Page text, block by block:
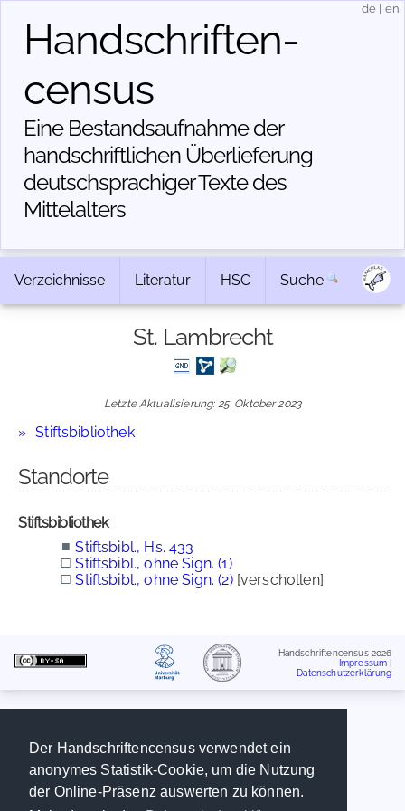
Der Handschriftencensus verwendet ein
anonymes Statistik-Cookie, um die Nutzung
der Online-Präsenz auswerten zu können.
Handschriften­
census
Eine Bestandsaufnahme der
handschriftlichen Über­lieferung
deutschsprachiger Texte des
Mittelalters
de en
Verzeichnisse Literatur HSC Suche
St. Lambrecht
Letzte Aktualisierung: 25. Oktober 2023
Stiftsbibliothek
Standorte
Stiftsbibliothek
■ Stiftsbibl., Hs. 433
□ Stiftsbibl., ohne Sign. (1)
□ Stiftsbibl., ohne Sign. (2)[verschollen]
Handschriftencensus 2026
Impressum
Datenschutzerklärung